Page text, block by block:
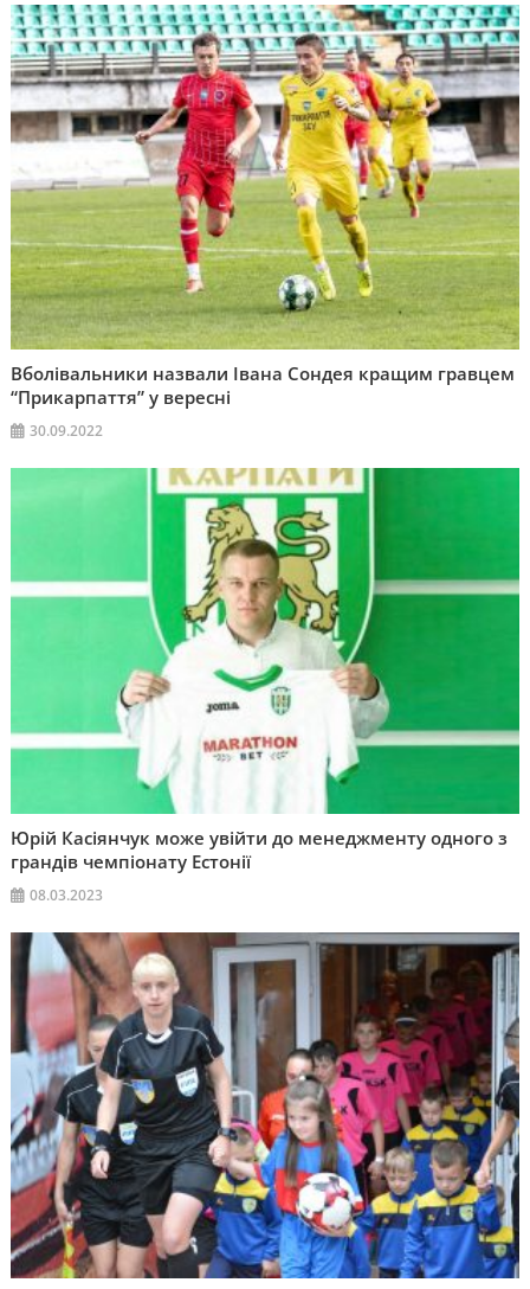
Вболівальники назвали Івана Сондея кращим гравцем
“Прикарпаття” у вересні
30.09.2022
Юрій Касіянчук може увійти до менеджменту одного з
грандів чемпіонату Естонії
08.03.2023